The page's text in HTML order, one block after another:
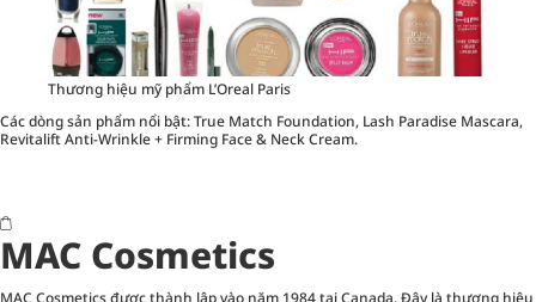
Thương hiệu mỹ phẩm L’Oreal Paris
Các dòng sản phẩm nổi bật: True Match Foundation, Lash Paradise Mascara,
Revitalift Anti-Wrinkle + Firming Face & Neck Cream.
MAC Cosmetics